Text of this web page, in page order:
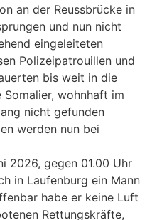
an der Reussbrücke in
und nun nicht
eingeleiteten
Polizeipatrouillen und
bis weit in die
wohnhaft im
nicht gefunden
werden nun bei
2026, gegen 01.00 Uhr
in Laufenburg ein Mann
habe er keine Luft
Rettungskräfte,